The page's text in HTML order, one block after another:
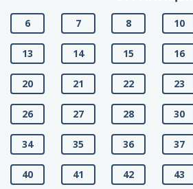
6 7 8 10
13 14 15 16
20 21 22 23
26 27 28 30
34 35 36 37
40 41 42 43